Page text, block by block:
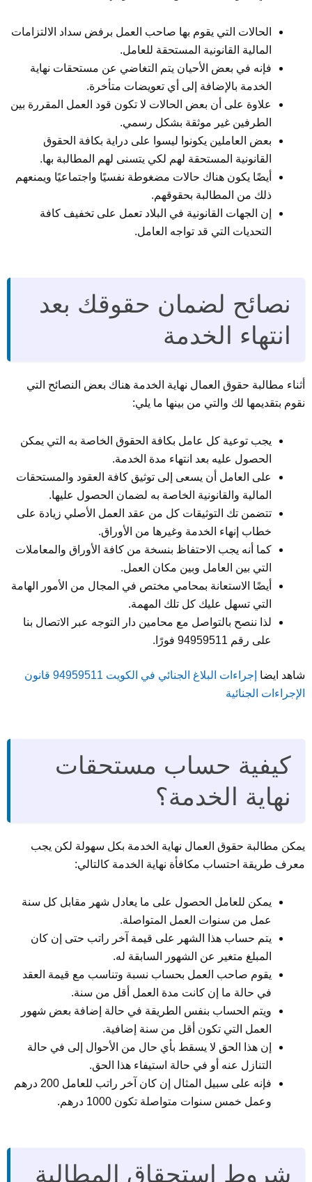
الحالات التي يقوم بها صاحب العمل برفض سداد الالتزامات
المالية القانونية المستحقة للعامل.
فإنه في بعض الأحيان يتم التغاضي عن مستحقات نهاية
الخدمة بالإضافة إلى أي تعويضات متأخرة.
علاوة على أن بعض الحالات لا تكون قود العمل المقررة بين
الطرفين غير موثقة بشكل رسمي.
بعض العاملين يكونوا ليسوا على دراية بكافة الحقوق
القانونية المستحقة لهم لكي يتسنى لهم المطالبة بها.
أيضًا يكون هناك حالات مضغوطة نفسيًا واجتماعيًا ويمنعهم
ذلك من المطالبة بحقوقهم.
إن الجهات القانونية في البلاد تعمل على تخفيف كافة
التحديات التي قد تواجه العامل.
نصائح لضمان حقوقك بعد
انتهاء الخدمة
أثناء مطالبة حقوق العمال نهاية الخدمة هناك بعض النصائح التي
نقوم بتقديمها لك والتي من بينها ما يلي:
يجب توعية كل عامل بكافة الحقوق الخاصة به التي يمكن
الحصول عليه بعد انتهاء مدة الخدمة.
على العامل أن يسعى إلى توثيق كافة العقود والمستحقات
المالية والقانونية الخاصة به لضمان الحصول عليها.
تتضمن تك التوثيقات كل من عقد العمل الأصلي زيادة على
خطاب إنهاء الخدمة وغيرها من الأوراق.
كما أنه يجب الاحتفاظ بنسخة من كافة الأوراق والمعاملات
التي بين العامل وبين مكان العمل.
أيضًا الاستعانة بمحامي مختص في المجال من الأمور الهامة
التي تسهل عليك كل تلك المهمة.
لذا ننصح بالتواصل مع محامين دار التوجه عبر الاتصال بنا
على رقم 94959511 فورًا.
شاهد ايضا
إجراءات البلاغ الجنائي في الكويت 94959511 قانون
الإجراءات الجنائية
كيفية حساب مستحقات
نهاية الخدمة؟
يمكن مطالبة حقوق العمال نهاية الخدمة بكل سهولة لكن يجب
معرف طريقة احتساب مكافأة نهاية الخدمة كالتالي:
يمكن للعامل الحصول على ما يعادل شهر مقابل كل سنة
عمل من سنوات العمل المتواصلة.
يتم حساب هذا الشهر على قيمة آخر راتب حتى إن كان
المبلغ متغير عن الشهور السابقة له.
يقوم صاحب العمل بحساب نسبة وتناسب مع قيمة العقد
في حالة ما إن كانت مدة العمل أقل من سنة.
ويتم الحساب بنفس الطريقة في حالة إضافة بعض شهور
العمل التي تكون أقل من سنة إضافية.
إن هذا الحق لا يسقط بأي حال من الأحوال إلى في حالة
التنازل عنه أو في حالة استيفاء هذا الحق.
فإنه على سبيل المثال إن كان آخر راتب للعامل 200 درهم
وعمل خمس سنوات متواصلة تكون 1000 درهم.
شروط استحقاق المطالبة